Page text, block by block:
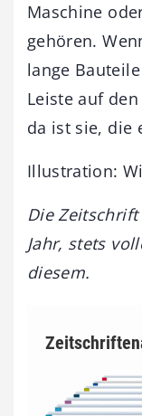
Maschine
gehören.
lange
Leiste auf
da ist sie, die
Illustration:
Die
Jahr, stets
diesem.